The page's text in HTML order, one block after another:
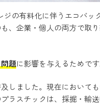
の有料化に伴うエコバッ
、企業・個人の両方で取
題に影響を与えるためです
しました。現在において
ラスチックは、採掘・輸